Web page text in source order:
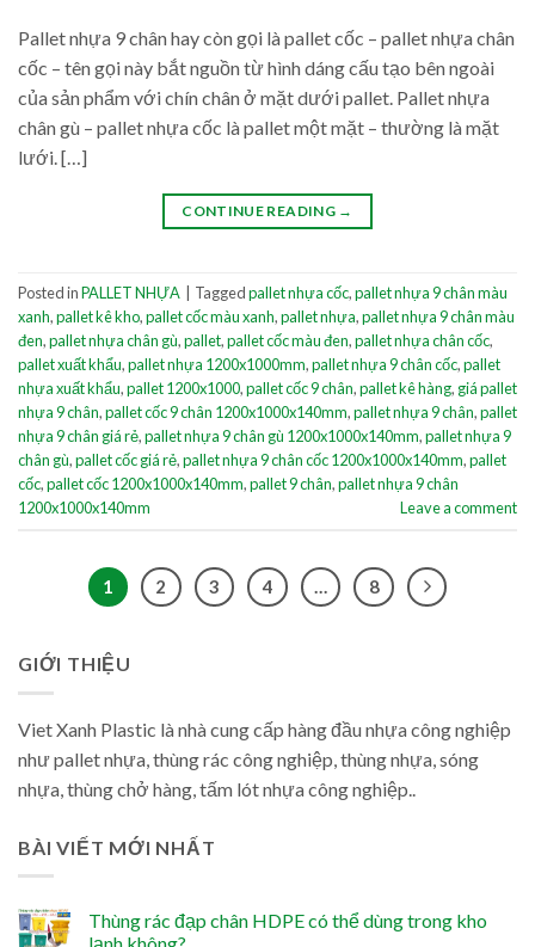
Pallet nhựa 9 chân hay còn gọi là pallet cốc – pallet nhựa chân
cốc – tên gọi này bắt nguồn từ hình dáng cấu tạo bên ngoài
của sản phẩm với chín chân ở mặt dưới pallet. Pallet nhựa
chân gù – pallet nhựa cốc là pallet một mặt – thường là mặt
lưới. […]
CONTINUE READING →
Posted inPALLET NHỰA Taggedpallet nhựa cốc,pallet nhựa 9 chân màu
xanh,pallet kê kho,pallet cốc màu xanh,pallet nhựa,pallet nhựa 9 chân màu
đen,pallet nhựa chân gù,pallet,pallet cốc màu đen,pallet nhựa chân cốc,
pallet xuất khẩu,pallet nhựa 1200x1000mm,pallet nhựa 9 chân cốc,pallet
nhựa xuất khẩu,pallet 1200x1000,pallet cốc 9 chân,pallet kê hàng, giá pallet
nhựa 9 chân,pallet cốc 9 chân 1200x1000x140mm,pallet nhựa 9 chân,pallet
nhựa 9 chân giá rẻ,pallet nhựa 9 chân gù 1200x1000x140mm,pallet nhựa 9
chân gù,pallet cốc giá rẻ,pallet nhựa 9 chân cốc 1200x1000x140mm,pallet
cốc,pallet cốc 1200x1000x140mm,pallet 9 chân,pallet nhựa 9 chân
1200x1000x140mm
Leave a comment
1 2 3 4 8
GIỚI THIỆU
Viet Xanh Plastic là nhà cung cấp hàng đầu nhựa công nghiệp
như pallet nhựa, thùng rác công nghiệp, thùng nhựa, sóng
nhựa, thùng chở hàng, tấm lót nhựa công nghiệp..
BÀI VIẾT MỚI NHẤT
Thùng rác đạp chân HDPE có thể dùng trong kho